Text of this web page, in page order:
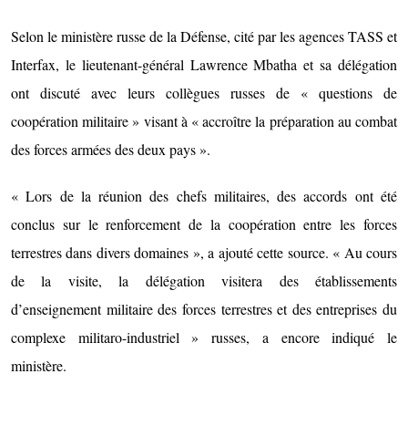
Selon le ministère russe de la Défense, cité par les agences TASS et
Interfax, le lieutenant-général Lawrence Mbatha et sa délégation
ont discuté avec leurs collègues russes de « questions de
coopération militaire » visant à « accroître la préparation au combat
des forces armées des deux pays ».
« Lors de la réunion des chefs militaires, des accords ont été
conclus sur le renforcement de la coopération entre les forces
terrestres dans divers domaines », a ajouté cette source. « Au cours
de la visite, la délégation visitera des établissements
d’enseignement militaire des forces terrestres et des entreprises du
complexe militaro-industriel » russes, a encore indiqué le
ministère.